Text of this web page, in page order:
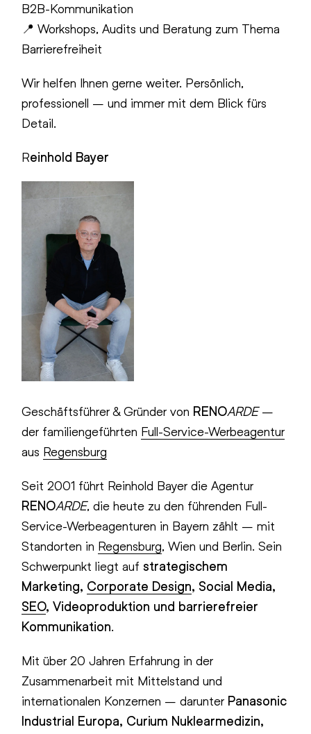
B2B-Kommunikation
📍 Workshops, Audits und Beratung zum Thema
Barrierefreiheit
Wir helfen Ihnen gerne weiter. Persönlich,
professionell – und immer mit dem Blick fürs
Detail.
Reinhold Bayer
Geschäftsführer & Gründer von RENOARDE–
der familiengeführten Full-Service-Werbeagentur
aus Regensburg
Seit 2001 führt Reinhold Bayer die Agentur
RENOARDE, die heute zu den führenden Full-
Service-Werbeagenturen in Bayern zählt – mit
Standorten in Regensburg, Wien und Berlin. Sein
Schwerpunkt liegt aufstrategischem
Marketing, Corporate Design, Social Media,
SEO, Videoproduktion und barrierefreier
Kommunikation.
Mit über 20 Jahren Erfahrung in der
Zusammenarbeit mit Mittelstand und
internationalen Konzernen – darunter Panasonic
Industrial Europa, Curium Nuklearmedizin,